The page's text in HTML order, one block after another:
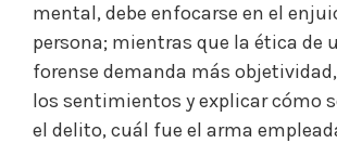
mental, debe enfocarse en el
persona; mientras que la ética de
forense demanda más
los sentimientos y explicar cómo
el delito, cuál fue el arma